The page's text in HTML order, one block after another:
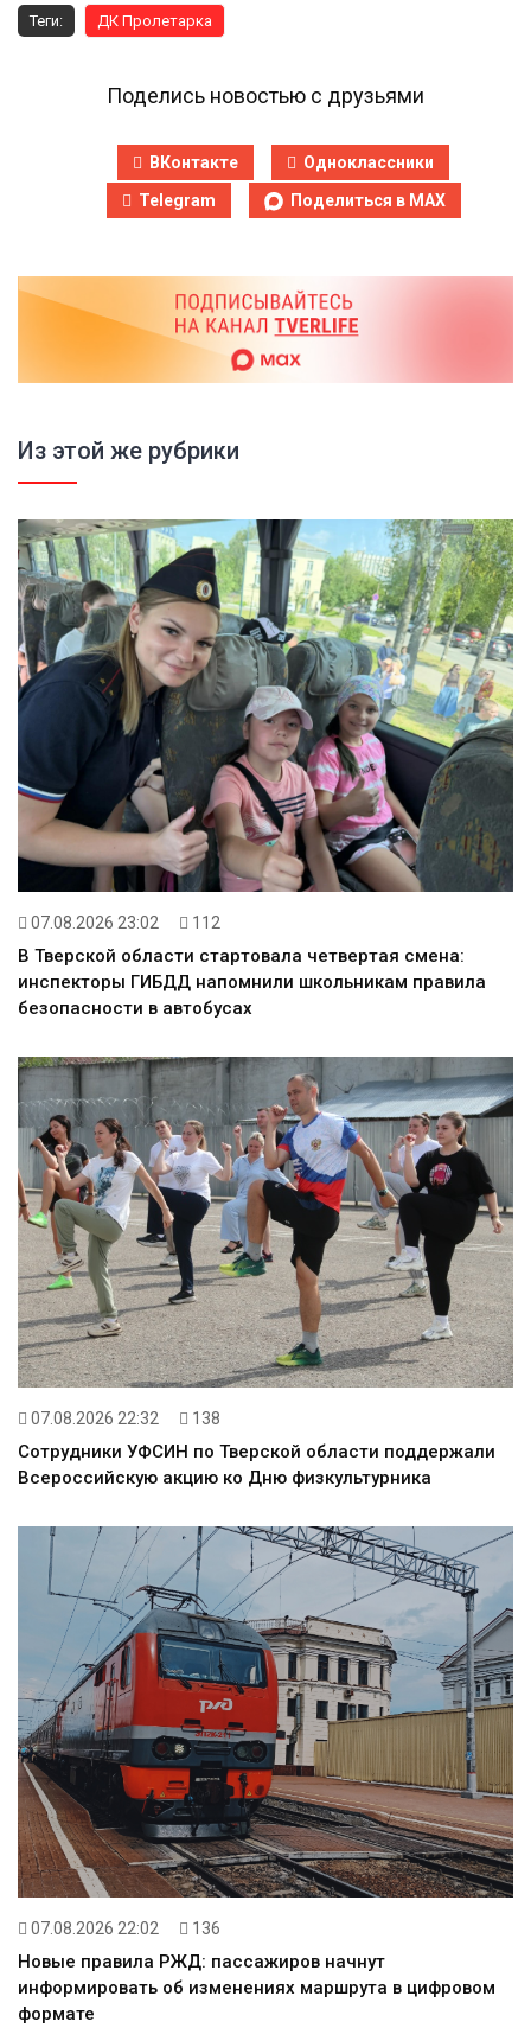
Теги: ДК Пролетарка
Поделись новостью с друзьями
ВКонтакте
Одноклассники
Telegram
Поделиться в MAX
Из этой же рубрики
07.08.2026 23:02 112
В Тверской области стартовала четвертая смена:
инспекторы ГИБДД напомнили школьникам правила
безопасности в автобусах
07.08.2026 22:32 138
Сотрудники УФСИН по Тверской области поддержали
Всероссийскую акцию ко Дню физкультурника
07.08.2026 22:02 136
Новые правила РЖД: пассажиров начнут
информировать об изменениях маршрута в цифровом
формате